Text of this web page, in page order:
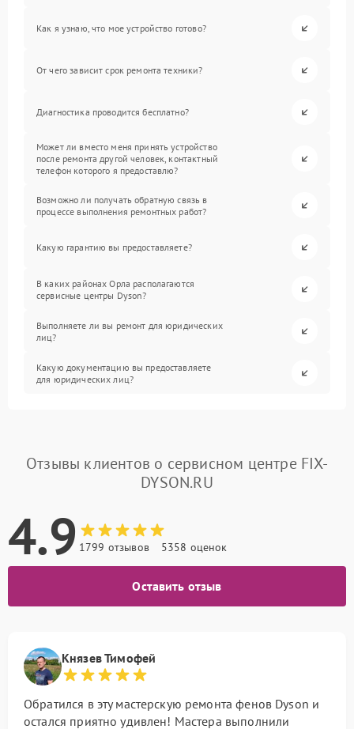
Как я узнаю, что мое устройство готово?
От чего зависит срок ремонта техники?
Диагностика проводится бесплатно?
Может ли вместо меня принять устройство
после ремонта другой человек, контактный
телефон которого я предоставлю?
Возможно ли получать обратную связь в
процессе выполнения ремонтных работ?
Какую гарантию вы предоставляете?
В каких районах Орла располагаются
сервисные центры Dyson?
Выполняете ли вы ремонт для юридических
лиц?
Какую документацию вы предоставляете
для юридических лиц?
Отзывы клиентов о сервисном центре FIX-
DYSON.RU
4.9 1799 отзывов 5358 оценок
Оставить отзыв
Князев Тимофей
Обратился в эту мастерскую ремонта фенов Dyson и
остался приятно удивлен! Мастера выполнили